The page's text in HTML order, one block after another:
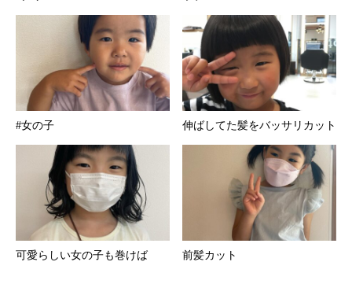
#女の子 伸ばしてた髪をバッサリカット︎
可愛らしい女の子も巻けば 前髪カット